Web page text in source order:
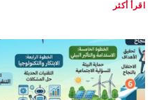
اقرأ أكثر